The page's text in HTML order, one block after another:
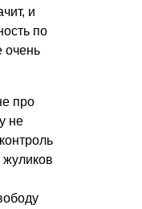
и
по
очень
про
не